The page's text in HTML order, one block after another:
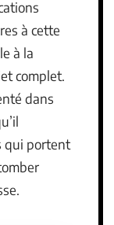
à cette
à la
complet.
dans
qui portent